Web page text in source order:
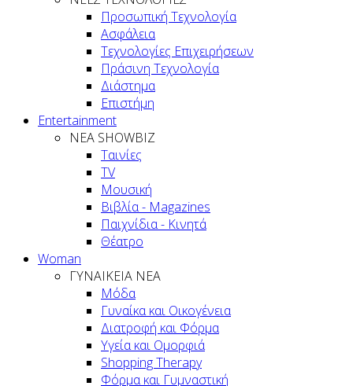
Προσωπική Τεχνολογία
Ασφάλεια
Τεχνολογίες Επιχειρήσεων
Πράσινη Τεχνολογία
Διάστημα
Επιστήμη
Entertainment
ΝΕΑ SHOWBIZ
Ταινίες
TV
Μουσική
Βιβλία - Magazines
Παιχνίδια - Κινητά
Θέατρο
Woman
ΓΥΝΑΙΚΕΙΑ ΝΕΑ
Μόδα
Γυναίκα και Οικογένεια
Διατροφή και Φόρμα
Υγεία και Ομορφιά
Shopping Therapy
Φόρμα και Γυμναστική